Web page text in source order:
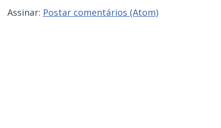
Assinar: Postar comentários (Atom)